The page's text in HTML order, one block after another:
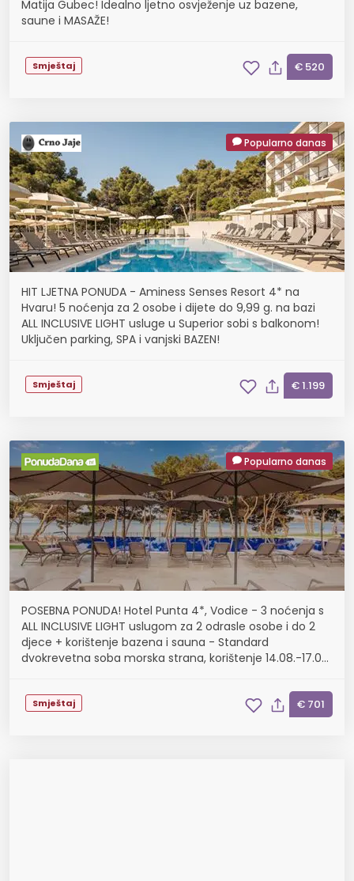
Matija Gubec! Idealno ljetno osvježenje uz bazene,
saune i MASAŽE!
Smještaj € 520
Popularno danas
HIT LJETNA PONUDA - Aminess Senses Resort 4* na
Hvaru! 5 noćenja za 2 osobe i dijete do 9,99 g. na bazi
ALL INCLUSIVE LIGHT usluge u Superior sobi s balkonom!
Uključen parking, SPA i vanjski BAZEN!
Smještaj € 1.199
Popularno danas
POSEBNA PONUDA! Hotel Punta 4*, Vodice - 3 noćenja s
ALL INCLUSIVE LIGHT uslugom za 2 odrasle osobe i do 2
djece + korištenje bazena i sauna - Standard
dvokrevetna soba morska strana, korištenje 14.08.-17.08.
Smještaj € 701